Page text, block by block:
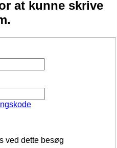
at kunne skrive
ved dette besøg